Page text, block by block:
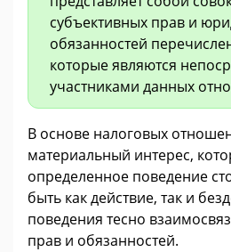
субъективных прав и
обязанностей
которые являются
участниками данных
В основе налоговых
материальный интерес,
определенное поведение
быть как действие, так и
поведения тесно
прав и обязанностей.